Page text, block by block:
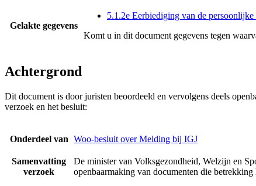
Gelakte gegevens
5.1.2e Eerbiediging van de persoonlijke
Komt u in dit document gegevens tegen
Achtergrond
Dit document is door juristen beoordeeld en vervolgens deels
verzoek en het besluit:
Onderdeel van Woo-besluit over Melding bij IGJ
Samenvatting
verzoek
De minister van Volksgezondheid, Welzijn en
openbaarmaking van documenten die